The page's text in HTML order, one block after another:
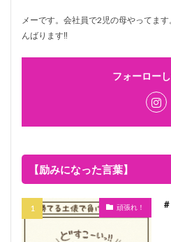
メーです。会社員で2児の母やってま
んばります‼
フォーロー
【励みになった言葉】
頑張れ！